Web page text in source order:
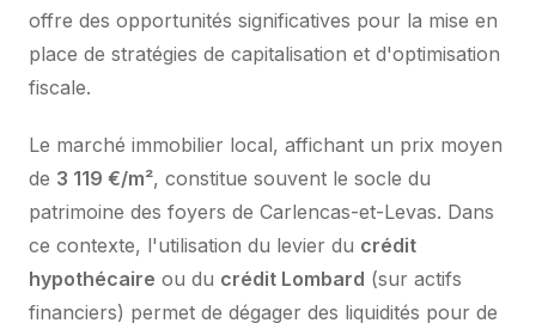
offre des opportunités significatives pour la mise en
place de stratégies de capitalisation et d'optimisation
fiscale.
Le marché immobilier local, affichant un prix moyen
de 3 119 €/m², constitue souvent le socle du
patrimoine des foyers de Carlencas-et-Levas. Dans
ce contexte, l'utilisation du levier du crédit
hypothécaire ou du crédit Lombard (sur actifs
financiers) permet de dégager des liquidités pour de